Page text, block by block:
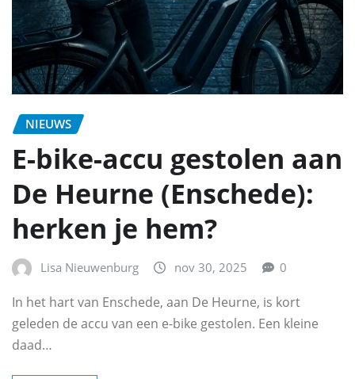
NIEUWS
E-bike-accu gestolen aan
De Heurne (Enschede):
herken je hem?
Lisa Nieuwenburg nov 30, 2025 0
In het hart van Enschede, aan De Heurne, is kort
geleden de accu van een e-bike gestolen. Een kleine
daad…